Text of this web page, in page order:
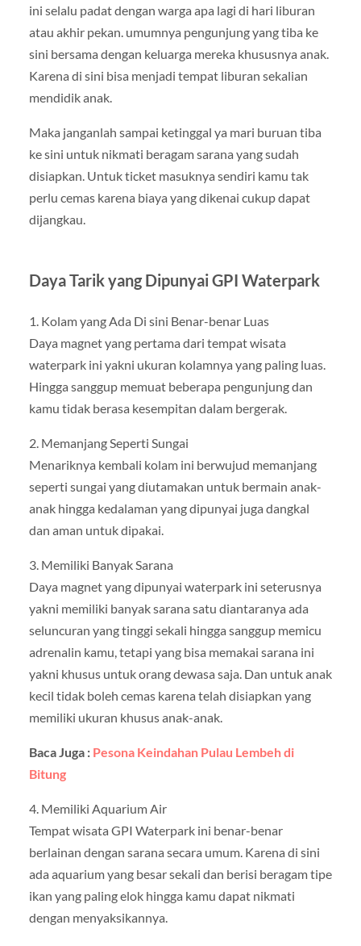
ini selalu padat dengan warga apa lagi di hari liburan
atau akhir pekan. umumnya pengunjung yang tiba ke
sini bersama dengan keluarga mereka khususnya anak.
Karena di sini bisa menjadi tempat liburan sekalian
mendidik anak.
Maka janganlah sampai ketinggal ya mari buruan tiba
ke sini untuk nikmati beragam sarana yang sudah
disiapkan. Untuk ticket masuknya sendiri kamu tak
perlu cemas karena biaya yang dikenai cukup dapat
dijangkau.
Daya Tarik yang Dipunyai GPI Waterpark
1. Kolam yang Ada Di sini Benar-benar Luas
Daya magnet yang pertama dari tempat wisata
waterpark ini yakni ukuran kolamnya yang paling luas.
Hingga sanggup memuat beberapa pengunjung dan
kamu tidak berasa kesempitan dalam bergerak.
2. Memanjang Seperti Sungai
Menariknya kembali kolam ini berwujud memanjang
seperti sungai yang diutamakan untuk bermain anak-
anak hingga kedalaman yang dipunyai juga dangkal
dan aman untuk dipakai.
3. Memiliki Banyak Sarana
Daya magnet yang dipunyai waterpark ini seterusnya
yakni memiliki banyak sarana satu diantaranya ada
seluncuran yang tinggi sekali hingga sanggup memicu
adrenalin kamu, tetapi yang bisa memakai sarana ini
yakni khusus untuk orang dewasa saja. Dan untuk anak
kecil tidak boleh cemas karena telah disiapkan yang
memiliki ukuran khusus anak-anak.
Baca Juga : Pesona Keindahan Pulau Lembeh di
Bitung
4. Memiliki Aquarium Air
Tempat wisata GPI Waterpark ini benar-benar
berlainan dengan sarana secara umum. Karena di sini
ada aquarium yang besar sekali dan berisi beragam tipe
ikan yang paling elok hingga kamu dapat nikmati
dengan menyaksikannya.